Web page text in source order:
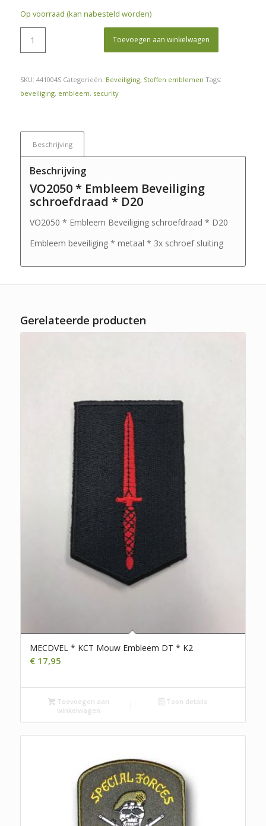
Op voorraad (kan nabesteld worden)
Toevoegen aan winkelwagen
SKU: 441004S Categorieën: Beveiliging, Stoffen emblemen Tags:
beveiliging, embleem, security
Beschrijving
Beschrijving
VO2050 * Embleem Beveiliging
schroefdraad * D20
VO2050 * Embleem Beveiliging schroefdraad * D20
Embleem beveiliging * metaal * 3x schroef sluiting
Gerelateerde producten
MECDVEL * KCT Mouw Embleem DT * K2
€17,95
Toevoegen aan
winkelwagen
Toon details